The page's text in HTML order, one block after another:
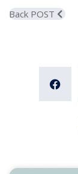
Back POST